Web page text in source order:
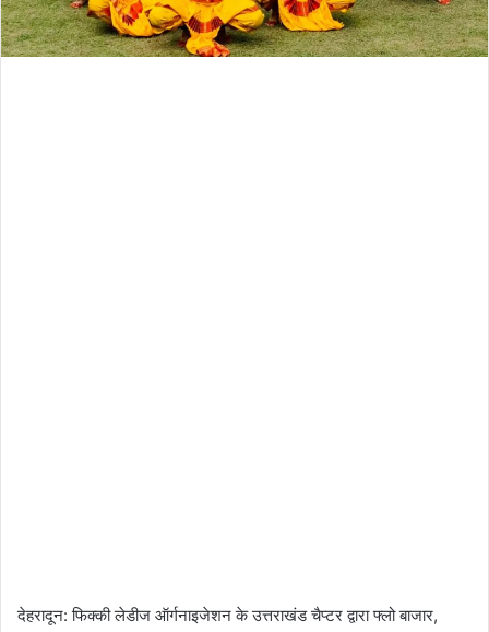
देहरादून: फिक्की लेडीज ऑर्गनाइजेशन के उत्तराखंड चैप्टर द्वारा फ्लो बाजार,